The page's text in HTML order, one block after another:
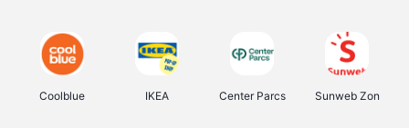
Coolblue IKEA Center Parcs Sunweb Zon